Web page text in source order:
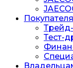
Тест-